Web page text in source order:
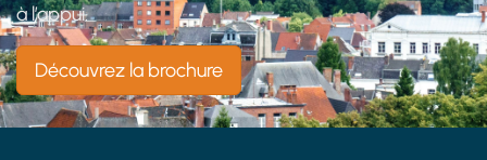
à l’appui.
Découvrez la brochure